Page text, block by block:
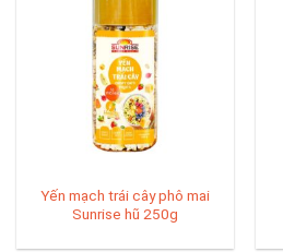
Yến mạch trái cây phô mai
Sunrise hũ 250g